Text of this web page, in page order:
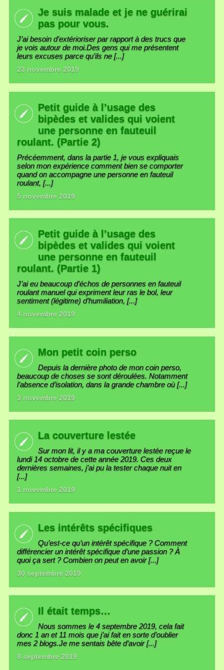
Je suis malade et je ne guérirai
pas pour vous.
J’ai besoin d’extérioriser par rapport à des trucs que
je vois autour de moi.Des gens qui me présentent
leurs excuses parce qu’ils ne [...]
23 novembre 2019
Petit guide à l’usage des
bipèdes et valides qui voient
une personne en fauteuil
roulant. (Partie 2)
Précéemment, dans la partie 1, je vous expliquais
selon mon expérience comment bien se comporter
quand on accompagne une personne en fauteuil
roulant, [...]
5 novembre 2019
Petit guide à l’usage des
bipèdes et valides qui voient
une personne en fauteuil
roulant. (Partie 1)
J’ai eu beaucoup d’échos de personnes en fauteuil
roulant manuel qui expriment leur ras le bol, leur
sentiment (légitime) d’humiliation, [...]
4 novembre 2019
Mon petit coin perso
Depuis la dernière photo de mon coin perso,
beaucoup de choses se sont déroulées. Notamment
l’absence d’isolation, dans la grande chambre où [...]
3 novembre 2019
La couverture lestée
Sur mon lit, il y a ma couverture lestée reçue le
lundi 14 octobre de cette année 2019. Ces deux
dernières semaines, j’ai pu la tester chaque nuit en
[...]
1 novembre 2019
Les intérêts spécifiques
Qu’est-ce qu’un intérêt spécifique ? Comment
différencier un intérêt spécifique d’une passion ? À
quoi ça sert ? Combien on peut en avoir [...]
30 septembre 2019
Il était temps…
Nous sommes le 4 septembre 2019, cela fait
donc 1 an et 11 mois que j’ai fait en sorte d’oublier
mes 2 blogs.Je me sentais bête d’avoir [...]
8 septembre 2019